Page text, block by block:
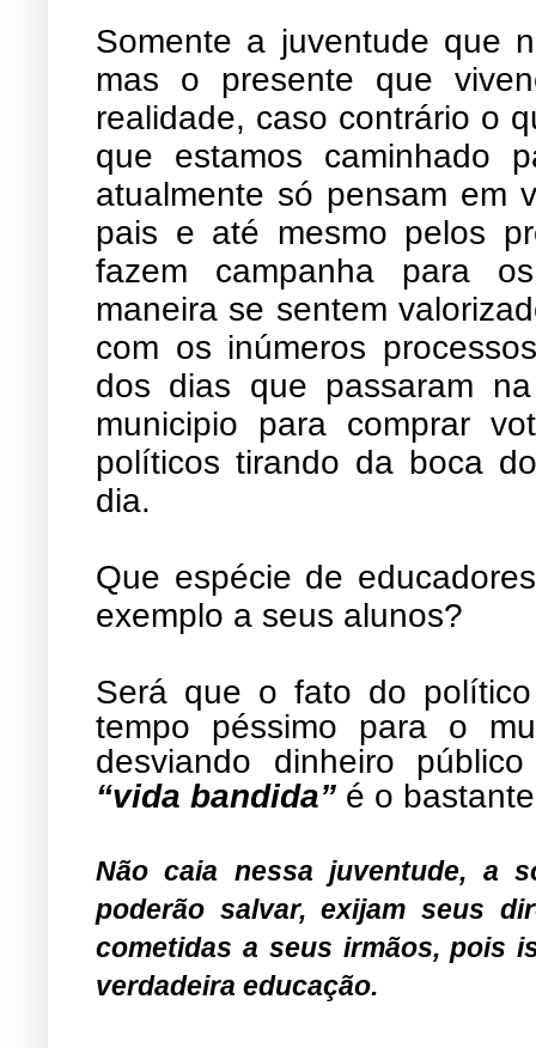
Somente a juventude que
mas o presente que
realidade, caso contrário o
que estamos caminhado
atualmente só pensam em
pais e até mesmo pelos
fazem campanha para
maneira se sentem
com os inúmeros
dos dias que passaram
municipio para comprar
políticos tirando da boca
dia.
Que espécie de
exemplo a seus alunos?
Será que o fato do
tempo péssimo para o
desviando dinheiro
“vida bandida” é o
Não caia nessa juventude, a
poderão salvar, exijam seus
cometidas a seus irmãos, pois
verdadeira educação.